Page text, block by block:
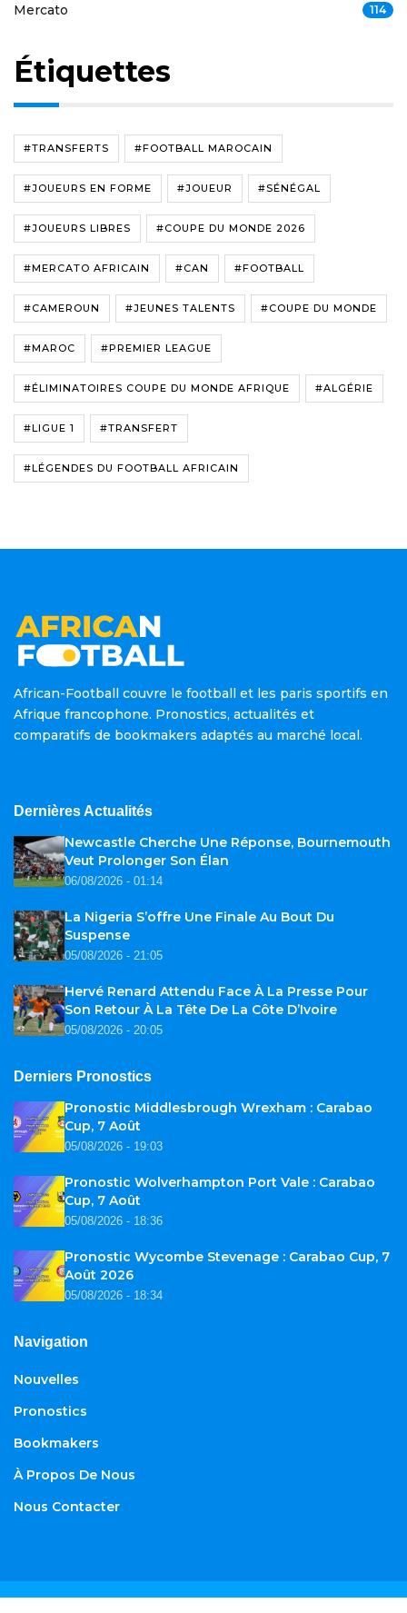
Mercato 114
Étiquettes
#TRANSFERTS #FOOTBALL MAROCAIN
#JOUEURS EN FORME #JOUEUR #SÉNÉGAL
#JOUEURS LIBRES #COUPE DU MONDE 2026
#MERCATO AFRICAIN #CAN #FOOTBALL
#CAMEROUN #JEUNES TALENTS #COUPE DU MONDE
#MAROC #PREMIER LEAGUE
#ÉLIMINATOIRES COUPE DU MONDE AFRIQUE #ALGÉRIE
#LIGUE 1 #TRANSFERT
#LÉGENDES DU FOOTBALL AFRICAIN
African-Football couvre le football et les paris sportifs en
Afrique francophone. Pronostics, actualités et
comparatifs de bookmakers adaptés au marché local.
Dernières Actualités
Newcastle Cherche Une Réponse, Bournemouth
Veut Prolonger Son Élan
06/08/2026 - 01:14
La Nigeria S’offre Une Finale Au Bout Du
Suspense
05/08/2026 - 21:05
Hervé Renard Attendu Face À La Presse Pour
Son Retour À La Tête De La Côte D’Ivoire
05/08/2026 - 20:05
Derniers Pronostics
Pronostic Middlesbrough Wrexham : Carabao
Cup, 7 Août
05/08/2026 - 19:03
Pronostic Wolverhampton Port Vale : Carabao
Cup, 7 Août
05/08/2026 - 18:36
Pronostic Wycombe Stevenage : Carabao Cup, 7
Août 2026
05/08/2026 - 18:34
Navigation
Nouvelles
Pronostics
Bookmakers
À Propos De Nous
Nous Contacter